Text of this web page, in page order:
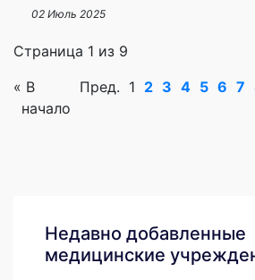
02 Июль 2025
Страница 1 из 9
« В
начало
Пред. 1 2 3 4 5 6 7
Недавно добавленные
медицинские